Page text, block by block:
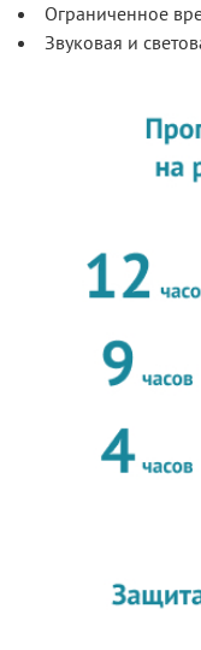
Ограниченное
Звуковая и